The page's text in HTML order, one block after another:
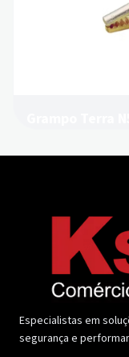
Especialistas em
segurança e